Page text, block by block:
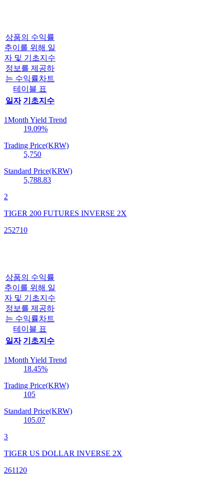
상품의 수익률
추이를 위해 일
자 및 기초지수
정보를 제공하
는 수익률차트
테이블 표
일자 기초지수
1Month Yield Trend
19.09%
Trading Price(KRW)
5,750
Standard Price(KRW)
5,788.83
2
TIGER 200 FUTURES INVERSE 2X
252710
상품의 수익률
추이를 위해 일
자 및 기초지수
정보를 제공하
는 수익률차트
테이블 표
일자 기초지수
1Month Yield Trend
18.45%
Trading Price(KRW)
105
Standard Price(KRW)
105.07
3
TIGER US DOLLAR INVERSE 2X
261120